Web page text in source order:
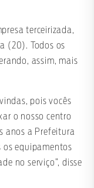
terceirizada,
(20). Todos os
assim, mais
pois vocês
o nosso centro
anos a Prefeitura
os equipamentos
no serviço”, disse